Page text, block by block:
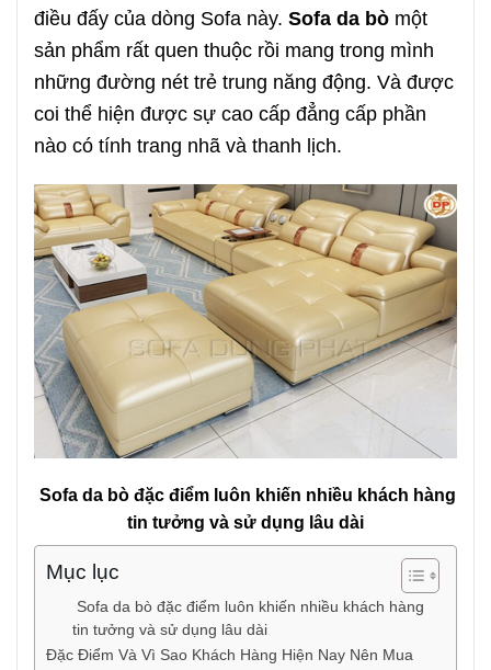
điều đấy của dòng Sofa này. Sofa da bò một
sản phẩm rất quen thuộc rồi mang trong mình
những đường nét trẻ trung năng động. Và được
coi thể hiện được sự cao cấp đẳng cấp phần
nào có tính trang nhã và thanh lịch.
Sofa da bò đặc điểm luôn khiến nhiều khách hàng
tin tưởng và sử dụng lâu dài
Mục lục
Sofa da bò đặc điểm luôn khiến nhiều khách hàng
tin tưởng và sử dụng lâu dài
Đặc Điểm Và Vì Sao Khách Hàng Hiện Nay Nên Mua